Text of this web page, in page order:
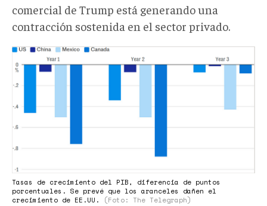
comercial de Trump está generando una
contracción sostenida en el sector privado.
2025-
07-
15_10-
43.png
Tasas de crecimiento del PIB, diferencia de puntos
porcentuales. Se prevé que los aranceles dañen el
crecimiento de EE.UU.
(Foto: The Telegraph)